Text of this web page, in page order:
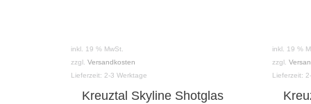
inkl. 19 % MwSt.
zzgl. Versandkosten
Lieferzeit: 2-3 Werktage
Kreuztal Skyline Shotglas
inkl. 19 %
zzgl.
Lieferzeit: